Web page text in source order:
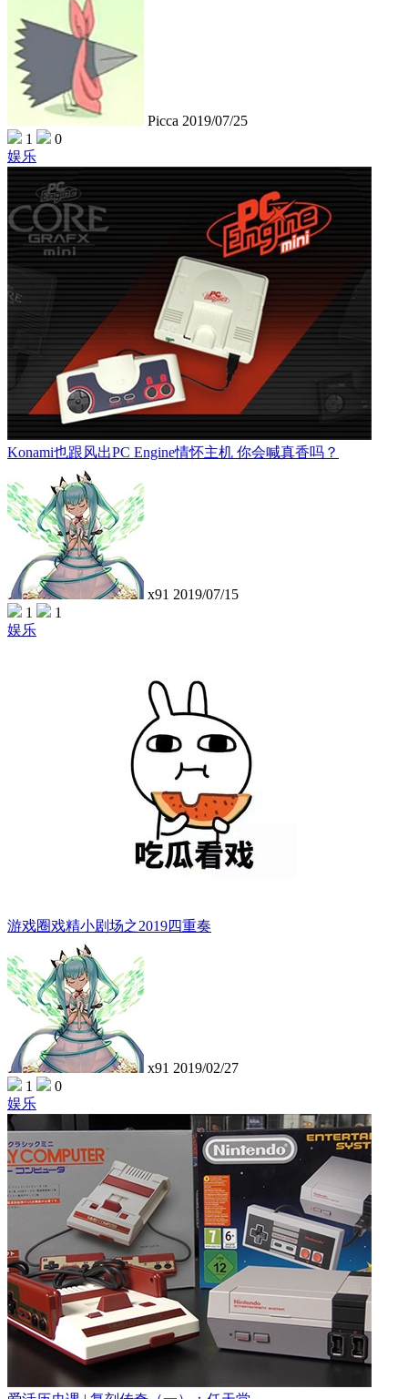
Picca 2019/07/25
1
0
娱乐
Konami也跟风出PC Engine情怀主机 你会喊真香吗？
x91 2019/07/15
1
1
娱乐
游戏圈戏精小剧场之2019四重奏
x91 2019/02/27
1
0
娱乐